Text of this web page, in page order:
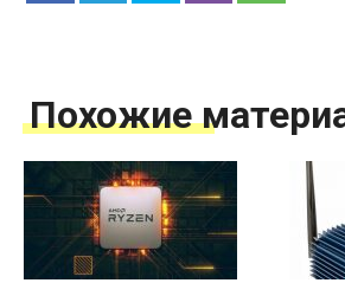
Похожие